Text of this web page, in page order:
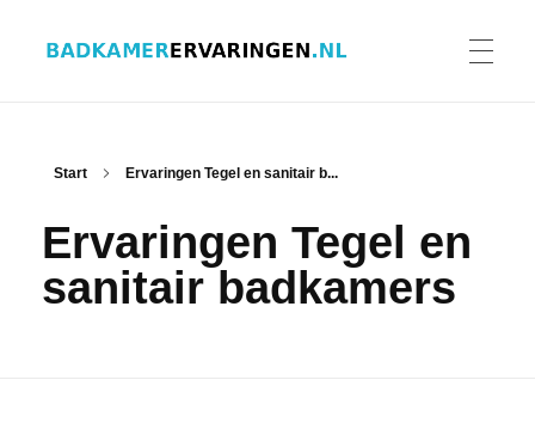
ERVARINGEN BADKAMERS
Start Ervaringen Tegel en sanitair b...
Ervaringen Tegel en
sanitair badkamers